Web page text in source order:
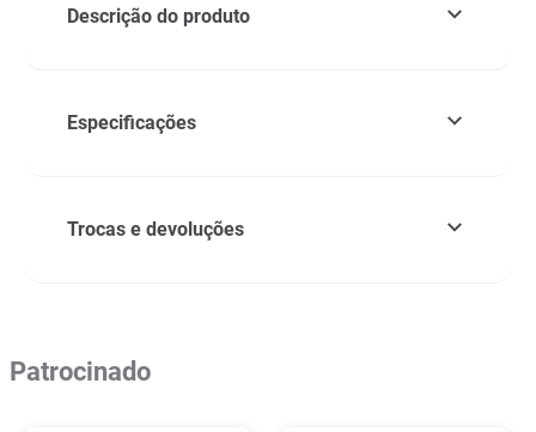
Descrição do produto
Especificações
Trocas e devoluções
Patrocinado